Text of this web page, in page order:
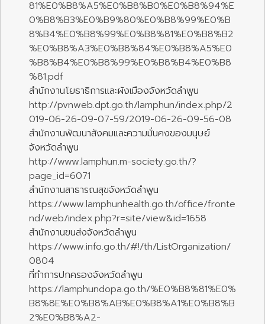
81%E0%B8%A5%E0%B8%B0%E0%B8%94%E
0%B8%B3%E0%B9%80%E0%B8%99%E0%B
8%B4%E0%B8%99%E0%B8%81%E0%B8%B2
%E0%B8%A3%E0%B8%84%E0%B8%A5%E0
%B8%B4%E0%B8%99%E0%B8%B4%E0%B8
%81.pdf
สำนักงานโยธาธิการและผังเมืองจังหวัดลำพูน
http://pvnweb.dpt.go.th/lamphun/index.php/2
019-06-26-09-07-59/2019-06-26-09-56-08
สำนักงานพัฒนาสังคมและความมั่นคงของมนุษย์
จังหวัดลำพูน
http://www.lamphun.m-society.go.th/?
page_id=6071
สำนักงานสาธารณสุขจังหวัดลำพูน
https://www.lamphunhealth.go.th/office/fronte
nd/web/index.php?r=site/view&id=1658
สำนักงานขนส่งจังหวัดลำพูน
https://www.info.go.th/#!/th/ListOrganization/
0804
ที่ทำการปกครองจังหวัดลำพูน
https://lamphundopa.go.th/%E0%B8%81%E0%
B8%8E%E0%B8%AB%E0%B8%A1%E0%B8%B
2%E0%B8%A2-